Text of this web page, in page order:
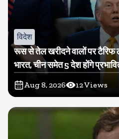
विदेश
रूस से तेल खरीदने वालों पर टैरिफ
भारत, चीन समेत 5 देश होंगे
Aug 8, 2026 12Views